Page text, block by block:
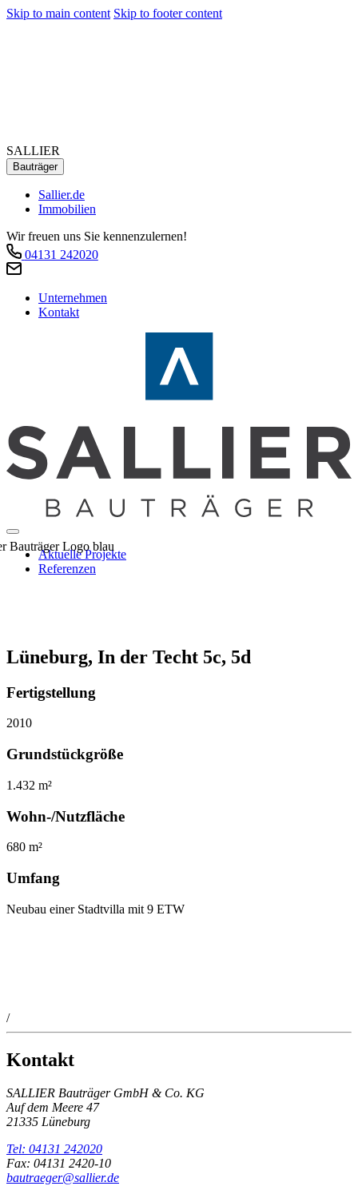
Skip to main content Skip to footer content
SALLIER
Bauträger
Sallier.de
Immobilien
Wir freuen uns Sie kennenzulernen!
04131 242020
Unternehmen
Kontakt
Aktuelle Projekte
Referenzen
Lüneburg, In der Techt 5c, 5d
Fertigstellung
2010
Grundstückgröße
1.432 m²
Wohn-/Nutzfläche
680 m²
Umfang
Neubau einer Stadtvilla mit 9 ETW
/
Kontakt
SALLIER Bauträger GmbH & Co. KG
Auf dem Meere 47
21335 Lüneburg
Tel: 04131 242020
Fax: 04131 2420-10
bautraeger@sallier.de